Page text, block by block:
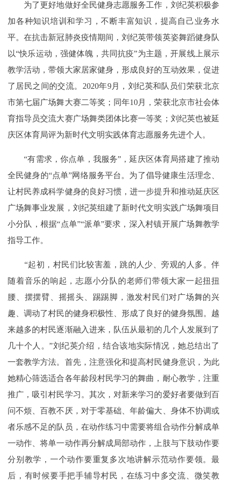
为了更好地做好全民健身志愿服务工作，刘纪英积极参
加各种知识培训和学习，不断丰富知识，提高自己业务水
平。在抗击新冠肺炎疫情期间，刘纪英带领英姿舞蹈健身队
以“快乐运动，强健体魄，共同抗疫”为主题，开展线上展示
教学活动，带领大家居家健身，形成良好的互动效果，促进
了居民之间的交流。2020年9月，刘纪英和队员们荣获北京
市第七届广场舞大赛二等奖；同年10月，荣获北京市社会体
育指导员交流大赛广场舞类团体比赛一等奖；刘纪英也被延
庆区体育局评为新时代文明实践体育志愿服务先进个人。
“有需求，你点单，我服务”，延庆区体育局搭建了推动
全民健身的“点单”网络服务平台。为了倡导健康生活理念、
让村民养成科学健身的良好习惯，进一步提升和推动延庆区
广场舞事业发展，刘纪英组建了新时代文明实践广场舞项目
小分队，根据“点单”“派单”要求，深入村镇开展广场舞教学
指导工作。
“起初，村民们比较害羞，跳的人少、旁观的人多。伴
随着音乐的响起，志愿小分队的老师们带领大家一起扭扭
腰、摆摆臂、摇摇头、踢踢脚，激发村民们对广场舞的兴
趣、调动了村民的健身积极性、形成了良好的健身氛围。越
来越多的村民逐渐融入进来，队伍从最初的几个人发展到了
几十个人。”刘纪英介绍，结合该地实际情况，她总结出了
一套教学方法。首先，注意强化和提高村民健身意识，为此
她精心筛选适合各年龄段村民学习的舞曲，耐心教学，注重
推广，吸引村民学习。其次，对新来学习的爱好者要做到百
问不烦、百教不厌，对于零基础、年龄偏大、身体不协调或
者乐感不足的队员，在动作练习中需要将组合动作分解成单
一动作、将单一动作再分解成局部动作，上肢与下肢动作要
分别教学，一个动作要重复多次地讲解示范动作要领。最
后，有时候要手把手辅导村民，在练习中多交流、微笑教